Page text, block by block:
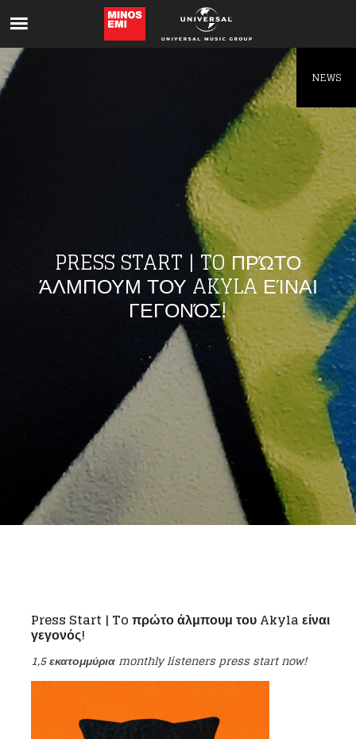
PRESS START | TO ΠΡΏΤΟ
ΆΛΜΠΟΥΜ ΤΟΥ AKYLA ΕΊΝΑΙ
ΓΕΓΟΝΌΣ!
Press Start | To πρώτο άλμπουμ του Akyla είναι
γεγονός!
1,5 εκατομμύρια monthly listeners press start now!
NEWS
Like being first?
Get news from your favorite artists before
everyone else.